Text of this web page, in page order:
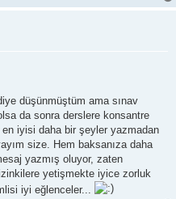
düşünmüştüm ama sınav
da sonra derslere konsantre
en iyisi daha bir şeyler yazmadan
size. Hem baksanıza daha
yazmış oluyor, zaten
yetişmekte iyice zorluk
iyi eğlenceler...